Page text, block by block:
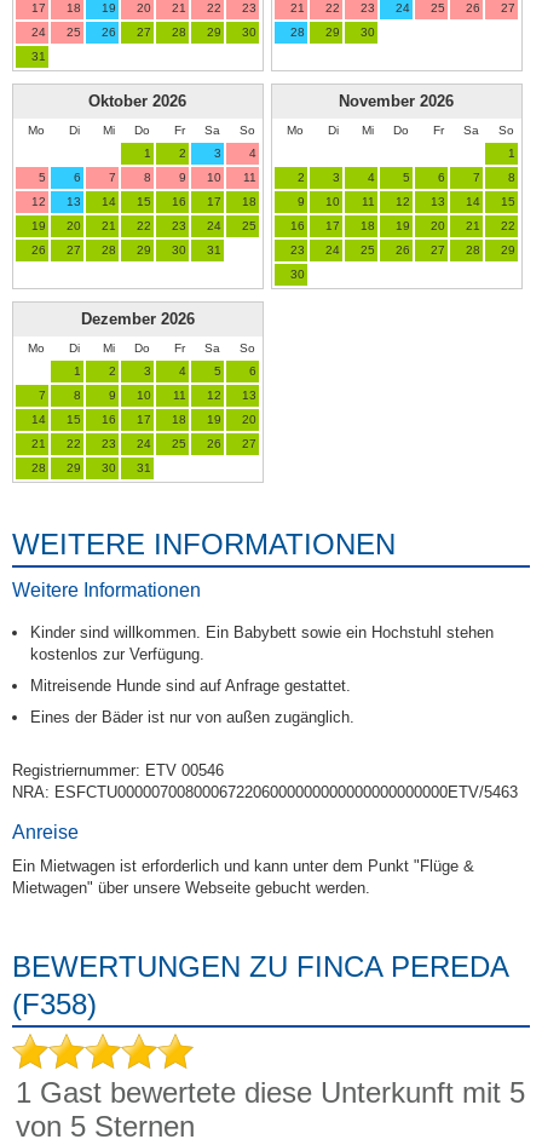
17
18 19 20 21 22
23
24
25 26 27 28 29
30
31
21
22 23 24 25 26
27
28
29 30
Oktober 2026
Mo Di Mi Do Fr Sa
So
1
2 3
4
5
6 7 8 9 10
11
12
13 14 15 16 17
18
19
20 21 22 23 24
25
26
27 28 29 30 31
November 2026
Mo Di Mi Do Fr Sa
So
1
2
3 4 5 6 7
8
9
10 11 12 13 14
15
16
17 18 19 20 21
22
23
24 25 26 27 28
29
30
Dezember 2026
Mo Di Mi Do Fr Sa
So
1
2 3 4 5
6
7
8 9 10 11 12
13
14
15 16 17 18 19
20
21
22 23 24 25 26
27
28
29 30 31
WEITERE INFORMATIONEN
Weitere Informationen
Kinder sind willkommen. Ein Babybett sowie ein Hochstuhl stehen
kostenlos zur Verfügung.
Mitreisende Hunde sind auf Anfrage gestattet.
Eines der Bäder ist nur von außen zugänglich.
Registriernummer: ETV 00546
NRA: ESFCTU000007008000672206000000000000000000000ETV/5463
Anreise
Ein Mietwagen ist erforderlich und kann unter dem Punkt "Flüge &
Mietwagen" über unsere Webseite gebucht werden.
BEWERTUNGEN ZU FINCA PEREDA
(F358)
1 Gast bewertete diese Unterkunft mit 5
von 5 Sternen